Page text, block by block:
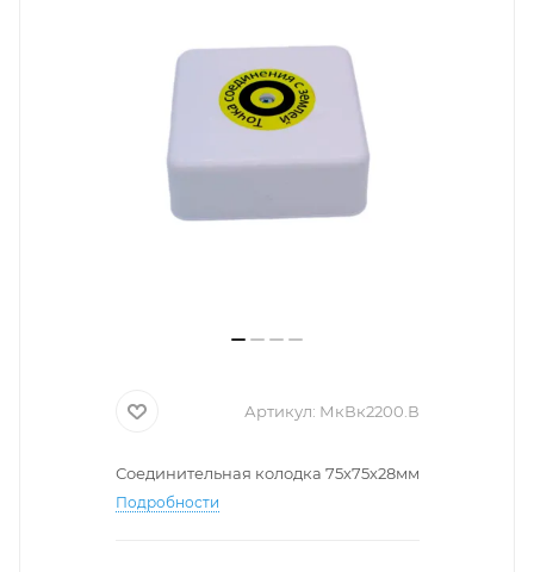
Артикул: МкВк2200.В
Соединительная колодка 75х75х28мм
Подробности